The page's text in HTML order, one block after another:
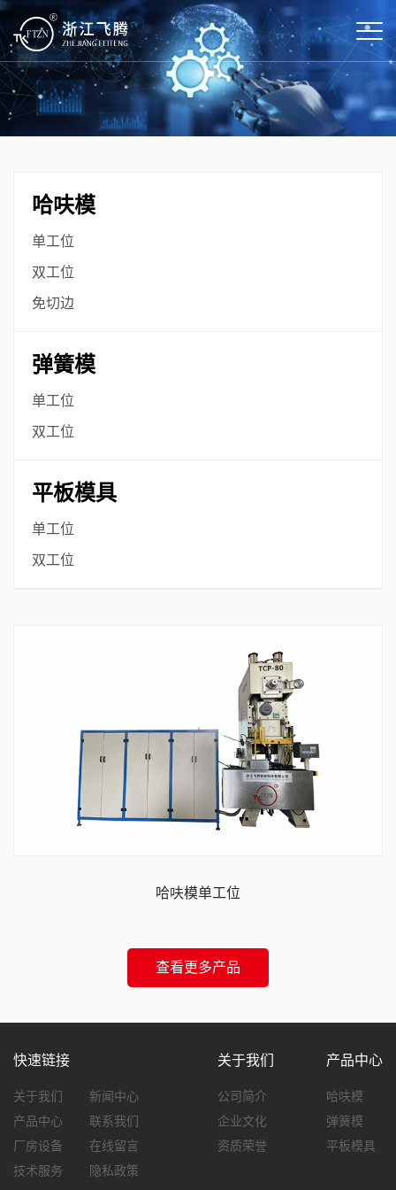
哈呋模
单工位
双工位
免切边
弹簧模
单工位
双工位
平板模具
单工位
双工位
哈呋模单工位
查看更多产品
快速链接
关于我们
产品中心
厂房设备
技术服务
新闻中心
联系我们
在线留言
隐私政策
关于我们
公司简介
企业文化
资质荣誉
产品中心
哈呋模
弹簧模
平板模具